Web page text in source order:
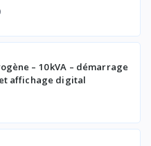
– 10 kVA – démarrage
affichage digital